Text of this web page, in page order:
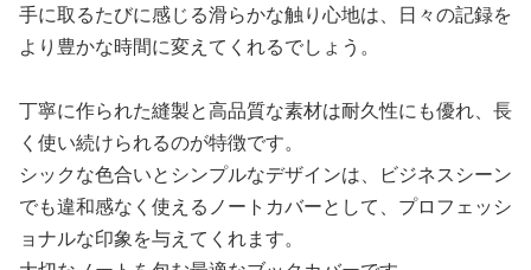
手に取るたびに感じる滑らかな触り心地は、日々の記録を
より豊かな時間に変えてくれるでしょう。
丁寧に作られた縫製と高品質な素材は耐久性にも優れ、長
く使い続けられるのが特徴です。
シックな色合いとシンプルなデザインは、ビジネスシーン
でも違和感なく使えるノートカバーとして、プロフェッシ
ョナルな印象を与えてくれます。